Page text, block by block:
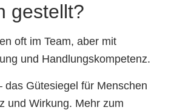
gestellt?
oft im Team, aber mit
und Handlungskompetenz.
das Gütesiegel für Menschen
und Wirkung. Mehr zum